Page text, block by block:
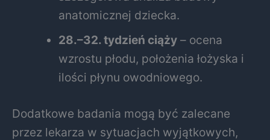
anatomicznej dziecka.
28.–32. tydzień ciąży – ocena
wzrostu płodu, położenia łożyska i
ilości płynu owodniowego.
Dodatkowe badania mogą być zalecane
przez lekarza w sytuacjach wyjątkowych,